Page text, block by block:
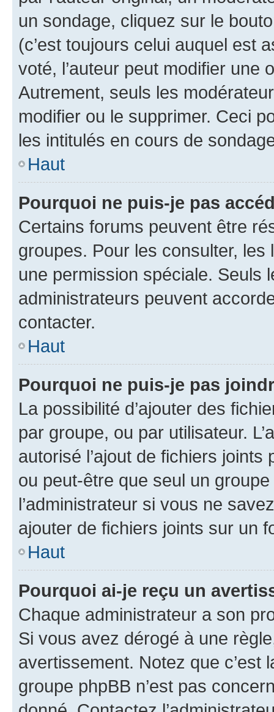
un sondage, cliquez sur le
(c’est toujours celui auquel est
voté, l’auteur peut modifier une
Autrement, seuls les
modifier ou le supprimer. Ceci
les intitulés en cours de
Haut
Pourquoi ne puis-je pas
Certains forums peuvent être
groupes. Pour les consulter,
une permission spéciale. Seuls
administrateurs peuvent
contacter.
Haut
Pourquoi ne puis-je pas
La possibilité d’ajouter des
par groupe, ou par utilisateur.
autorisé l’ajout de fichiers
ou peut-être que seul un
l’administrateur si vous ne
ajouter de fichiers joints sur un
Haut
Pourquoi ai-je reçu un
Chaque administrateur a son
Si vous avez dérogé à une
avertissement. Notez que c’est
groupe phpBB n’est pas